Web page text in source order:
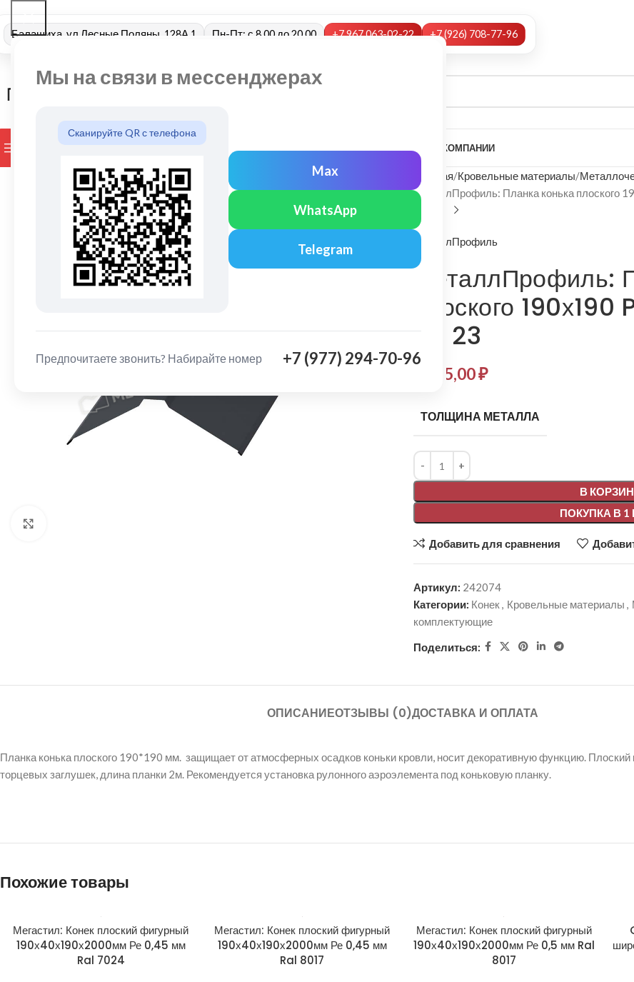
Мы на связи в мессенджерах
Сканируйте QR с телефона
Max
WhatsApp
Telegram
Предпочитаете звонить? Набирайте номер +7 (977) 294-70-96
Балашиха, ул Лесные Поляны, 128А 1 Пн-Пт: с 8.00 до 20.00 +7 967 063-02-22 +7 (926) 708-77-96
ПРОСМОТР КАТЕГОРИЙ БРЕНДЫ О КОМПАНИИ
Главная Кровельные материалы
МеталлПрофиль: Планка конька плоского
МеталлПрофиль
МеталлПрофиль:
плоского
RR 23
2 905,00₽
ТОЛЩИНА МЕТАЛЛА
В
ПОКУПКА В 1
Alternative:
Добавить для сравнения
Артикул: 242074
Категории: Конек, Кровельные материалы ,
комплектующие
Поделиться:
ОПИСАНИЕОТЗЫВЫ (0)ДОСТАВКА И ОПЛАТА
Планка конька плоского 190*190 мм. защищает от атмосферных осадков коньки кровли, носит декоративную функцию. Плоский
торцевых заглушек, длина планки 2м. Рекомендуется установка рулонного аэроэлемента под коньковую планку.
Похожие товары
Мегастил: Конек плоский фигурный
190х40х190х2000мм Ре 0,45 мм
Ral 7024
Мегастил: Конек плоский фигурный
190х40х190х2000мм Ре 0,45 мм
Ral 8017
Мегастил: Конек плоский фигурный
190х40х190х2000мм Ре 0,5 мм Ral
8017